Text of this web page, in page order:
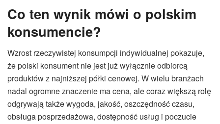
Co ten wynik mówi o polskim
konsumencie?
Wzrost rzeczywistej konsumpcji indywidualnej pokazuje,
że polski konsument nie jest już wyłącznie odbiorcą
produktów z najniższej półki cenowej. W wielu branżach
nadal ogromne znaczenie ma cena, ale coraz większą rolę
odgrywają także wygoda, jakość, oszczędność czasu,
obsługa posprzedażowa, dostępność usług i poczucie